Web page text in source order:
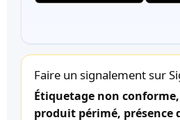
Faire un signalement sur
Étiquetage non conforme,
produit périmé, présence